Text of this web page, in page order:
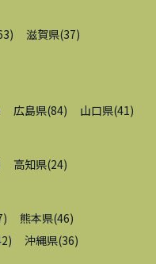
) 滋賀県(37)
広島県(84) 山口県(41)
高知県(24)
) 熊本県(46)
) 沖縄県(36)